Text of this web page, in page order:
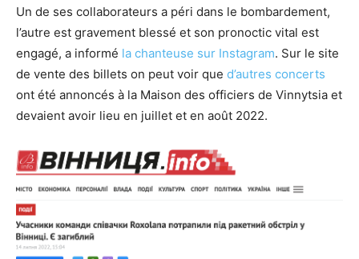
Un de ses collaborateurs a péri dans le bombardement,
l’autre est gravement blessé et son pronoctic vital est
engagé, a informé la chanteuse sur Instagram. Sur le site
de vente des billets on peut voir que d’autres concerts
ont été annoncés à la Maison des officiers de Vinnytsia et
devaient avoir lieu en juillet et en août 2022.